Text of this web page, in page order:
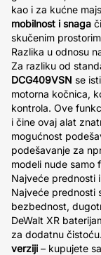
kao i za kućne
mobilnost i snaga
skučenim
Razlika u odnosu
Za razliku od
DCG409VSN se
motorna kočnica,
kontrola. Ove
i čine ovaj alat
mogućnost
podešavanje za
modeli nude samo
Najveće prednosti
Najveće prednosti
bezbednost,
DeWalt XR
za dodatnu
verziji – kupujete